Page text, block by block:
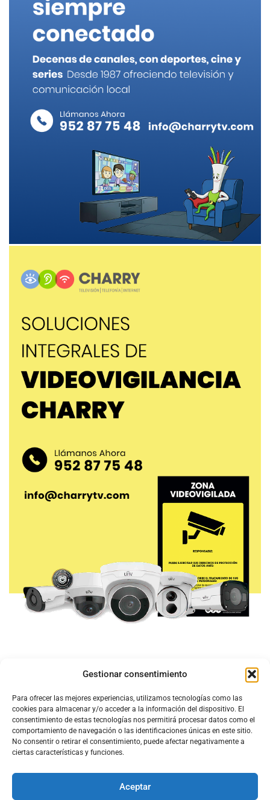
Gestionar consentimiento
Para ofrecer las mejores experiencias, utilizamos tecnologías como las
cookies para almacenar y/o acceder a la información del dispositivo. El
consentimiento de estas tecnologías nos permitirá procesar datos como el
comportamiento de navegación o las identificaciones únicas en este sitio.
No consentir o retirar el consentimiento, puede afectar negativamente a
ciertas características y funciones.
Aceptar